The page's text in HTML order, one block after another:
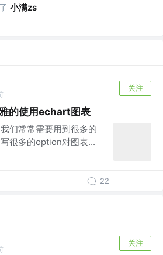
小满zs
关注
的使用echart图表
们常常需要用到很多的
很多的option对图表...
22
关注